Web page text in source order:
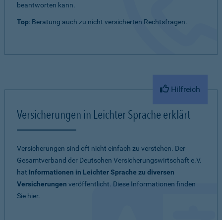
beantworten kann.
Top: Beratung auch zu nicht versicherten Rechtsfragen.
Hilfreich
Versicherungen in Leichter Sprache erklärt
Versicherungen sind oft nicht einfach zu verstehen. Der
Gesamtverband der Deutschen Versicherungswirtschaft e.V.
hat Informationen in Leichter Sprache zu diversen
Versicherungen veröffentlicht. Diese Informationen finden
Sie hier.